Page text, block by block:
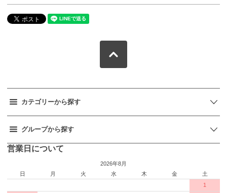
カテゴリーから探す
グループから探す
営業日について
2026年8月
日
月 火 水 木 金
土
1